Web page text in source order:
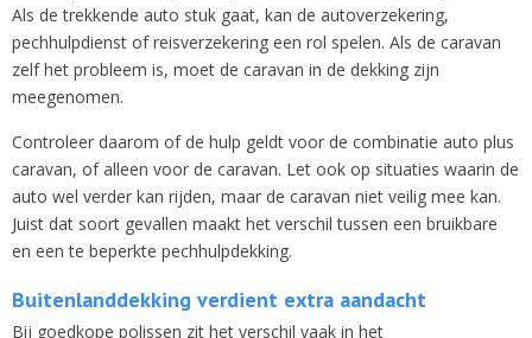
Als de trekkende auto stuk gaat, kan de autoverzekering,
pechhulpdienst of reisverzekering een rol spelen. Als de caravan
zelf het probleem is, moet de caravan in de dekking zijn
meegenomen.
Controleer daarom of de hulp geldt voor de combinatie auto plus
caravan, of alleen voor de caravan. Let ook op situaties waarin de
auto wel verder kan rijden, maar de caravan niet veilig mee kan.
Juist dat soort gevallen maakt het verschil tussen een bruikbare
en een te beperkte pechhulpdekking.
Buitenlanddekking verdient extra aandacht
Bij goedkope polissen zit het verschil vaak in het